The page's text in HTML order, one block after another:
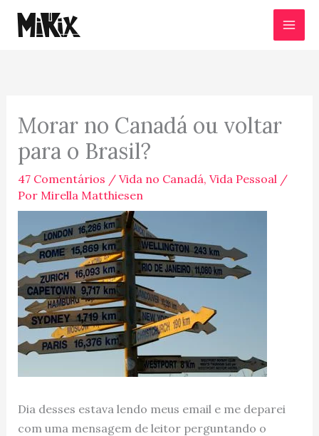
para
Morar no Canadá ou voltar
para o Brasil?
47 Comentários / Vida no Canadá, Vida Pessoal/
Por Mirella Matthiesen
Dia desses estava lendo meus email e me deparei
com uma mensagem de leitor perguntando o